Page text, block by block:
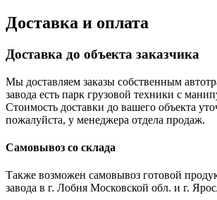
Доставка и оплата
Доставка до объекта заказчика
Мы доставляем заказы собственным
завода есть парк грузовой техники с
Стоимость доставки до вашего объекта
пожалуйста, у менеджера отдела продаж.
Самовывоз со склада
Также возможен самовывоз готовой
завода в г. Лобня Московской обл. и г.